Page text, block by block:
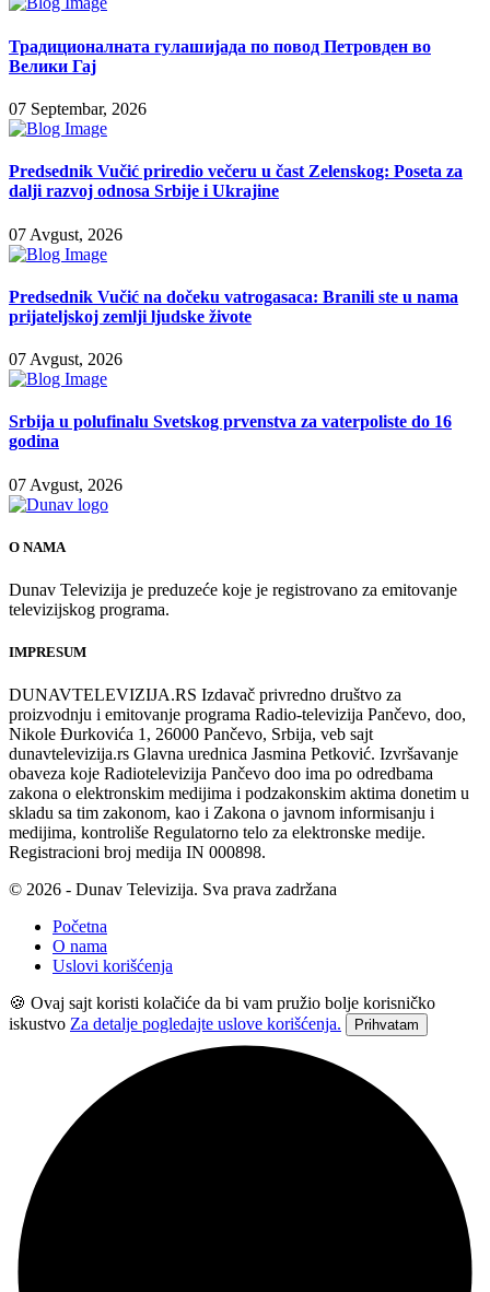
Традиционалната гулашијада по повод Петровден во
Велики Гај
07 Septembar, 2026
Predsednik Vučić priredio večeru u čast Zelenskog: Poseta za
dalji razvoj odnosa Srbije i Ukrajine
07 Avgust, 2026
Predsednik Vučić na dočeku vatrogasaca: Branili ste u nama
prijateljskoj zemlji ljudske živote
07 Avgust, 2026
Srbija u polufinalu Svetskog prvenstva za vaterpoliste do 16
godina
07 Avgust, 2026
O NAMA
Dunav Televizija je preduzeće koje je registrovano za emitovanje
televizijskog programa.
IMPRESUM
DUNAVTELEVIZIJA.RS Izdavač privredno društvo za
proizvodnju i emitovanje programa Radio-televizija Pančevo, doo,
Nikole Đurkovića 1, 26000 Pančevo, Srbija, veb sajt
dunavtelevizija.rs Glavna urednica Jasmina Petković. Izvršavanje
obaveza koje Radiotelevizija Pančevo doo ima po odredbama
zakona o elektronskim medijima i podzakonskim aktima donetim u
skladu sa tim zakonom, kao i Zakona o javnom informisanju i
medijima, kontroliše Regulatorno telo za elektronske medije.
Registracioni broj medija IN 000898.
© 2026 - Dunav Televizija. Sva prava zadržana
Početna
O nama
Uslovi korišćenja
🍪 Ovaj sajt koristi kolačiće da bi vam pružio bolje korisničko
iskustvo Za detalje pogledajte uslove korišćenja. Prihvatam